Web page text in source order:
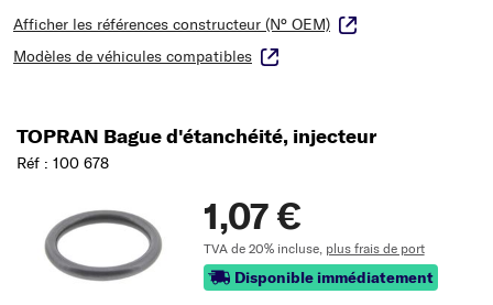
Afficher les références constructeur (N° OEM)
Modèles de véhicules compatibles
TOPRAN Bague d'étanchéité, injecteur
Réf : 100 678
1,07 €
TVA de 20% incluse, plus frais de port
Disponible immédiatement